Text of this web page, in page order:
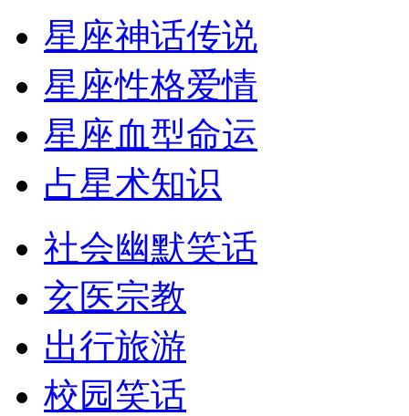
星座神话传说
星座性格爱情
星座血型命运
占星术知识
社会幽默笑话
玄医宗教
出行旅游
校园笑话